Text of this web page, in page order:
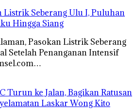
Listrik Seberang Ulu I, Puluhan
Hingga Siang
Pasokan Listrik Seberang
Setelah Penanganan Intensif
Turun ke Jalan, Bagikan Ratusan
Laskar Wong Kito